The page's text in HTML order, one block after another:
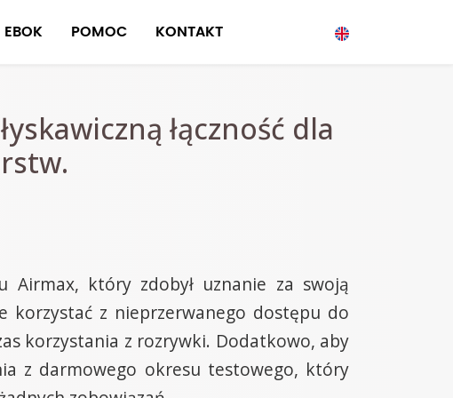
EBOK POMOC KONTAKT
łączność dla
Airmax, który zdobył uznanie za swoją
korzystać z nieprzerwanego dostępu do
korzystania z rozrywki. Dodatkowo, aby
z darmowego okresu testowego, który